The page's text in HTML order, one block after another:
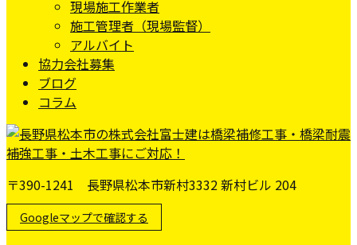
現場施工作業者
施工管理者（現場監督）
アルバイト
協力会社募集
ブログ
コラム
〒390-1241 長野県松本市新村3332 新村ビル 204
Googleマップで確認する